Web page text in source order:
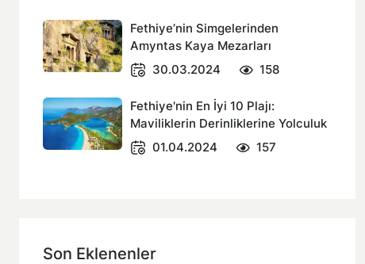
Fethiye’nin Simgelerinden
Amyntas Kaya Mezarları
30.03.2024
158
Fethiye'nin En İyi 10 Plajı:
Maviliklerin Derinliklerine Yolculuk
01.04.2024
157
Son Eklenenler